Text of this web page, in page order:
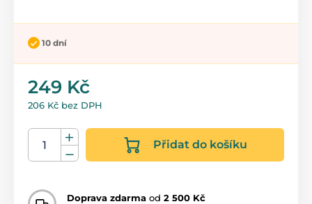
10 dní
249 Kč
206 Kč bez DPH
Přidat do košíku
Doprava zdarma od 2 500 Kč